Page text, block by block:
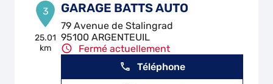
3
25.01
km
GARAGE BATTS AUTO
79 Avenue de Stalingrad
95100 ARGENTEUIL
Fermé actuellement
Téléphone